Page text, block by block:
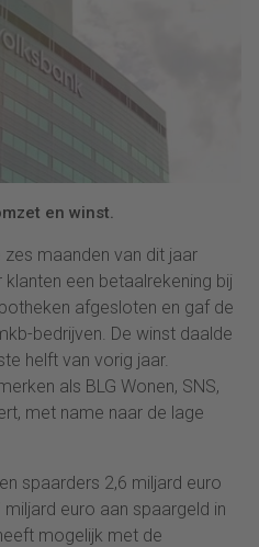
en winst.
maanden van dit jaar
een betaalrekening bij
afgesloten en gaf de
bedrijven. De winst daalde
helft van vorig jaar.
als BLG Wonen, SNS,
met name naar de lage
spaarders 2,6 miljard euro
euro aan spaargeld in
mogelijk met de